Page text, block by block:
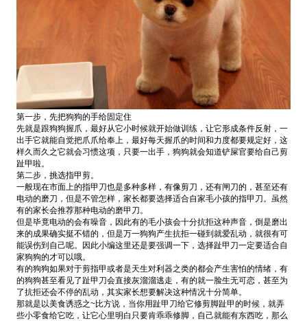
第一步，先把狗狗的手给固定住
先就是跟狗狗握爪，最好从它小时候就开始做训练，让它形成条件反射，一
出手它就能自觉把爪爪给奉上，最好每天握爪的时间和力度都要规定好，这
样久而久之它就会习惯这项，只要一出手，狗狗就会知道铲屎官要给自己剪
趾甲啦。
第二步，挑选指甲剪。
一般现在市面上的指甲刀也是多种多样，有像剪刀，还有闸刀的，甚至还有
电动的磨刀，但是不管怎样，家长都要选择适合自家毛小孩的指甲刀。虽然
有的家长会推荐那种电动的磨甲刀。
但是毕竟电动的会有噪音，因此有的毛小孩会十分抗拒这种声音，倒是磨出
来的成果确实挺不错的，但是万一狗狗产生抗拒一碰到就爱乱动，就很有可
能误伤到自己呢。因此小编这里还是要强调一下，选择趾甲刀一定要适合自
家狗狗的才可以哦。
有的狗狗如果对于剪指甲或者是天生对利器之类的都会产生害怕的情绪，有
的狗狗甚至看见了趾甲刀会直接灰溜溜逃走，有的就一脸生无可恋，甚至为
了抗拒还会不停的乱动，其实家长想要解决这种情况十分简单。
那就是以美食诱惑之~比方说，当你用趾甲刀给它修剪脚趾甲的时候，就弄
些小零食给它吃，让它心里明白只要肯乖乖修脚，自己就能有东西吃，那么